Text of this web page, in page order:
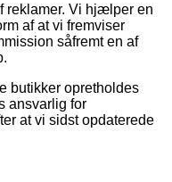
reklamer. Vi hjælper en
af at vi fremviser
såfremt en af
butikker opretholdes
ansvarlig for
at vi sidst opdaterede